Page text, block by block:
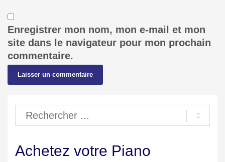
Enregistrer mon nom, mon e-mail et mon
site dans le navigateur pour mon prochain
commentaire.
Achetez votre Piano